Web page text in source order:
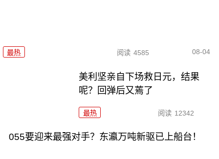
最热 阅读 4585 08-04
美利坚亲自下场救日元，结果
呢？回弹后又蔫了
最热 阅读 12342
055要迎来最强对手？东瀛万吨新驱已上船台！